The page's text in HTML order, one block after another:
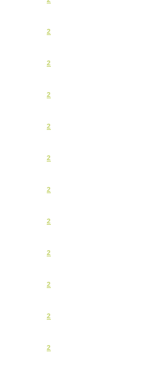
2
2
2
2
2
2
2
2
2
2
2